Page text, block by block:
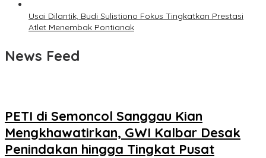
Usai Dilantik, Budi Sulistiono Fokus Tingkatkan Prestasi
Atlet Menembak Pontianak
News Feed
PETI di Semoncol Sanggau Kian
Mengkhawatirkan, GWI Kalbar Desak
Penindakan hingga Tingkat Pusat